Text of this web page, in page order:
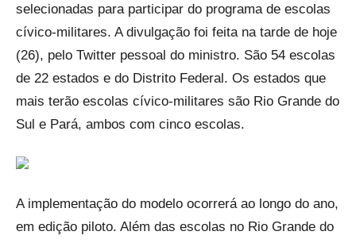
selecionadas para participar do programa de escolas
cívico-militares. A divulgação foi feita na tarde de hoje
(26), pelo Twitter pessoal do ministro. São 54 escolas
de 22 estados e do Distrito Federal. Os estados que
mais terão escolas cívico-militares são Rio Grande do
Sul e Pará, ambos com cinco escolas.
A implementação do modelo ocorrerá ao longo do ano,
em edição piloto. Além das escolas no Rio Grande do